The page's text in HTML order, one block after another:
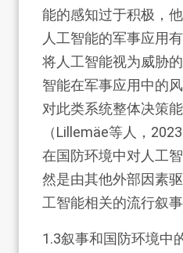
能的感知过于积极，
人工智能的军事应用
将人工智能视为威胁
智能在军事应用中的
对此类系统整体决策
（Lillemäe等人，
在国防环境中对人工
然是由其他外部因素
工智能相关的流行叙事
1.3叙事和国防环境中